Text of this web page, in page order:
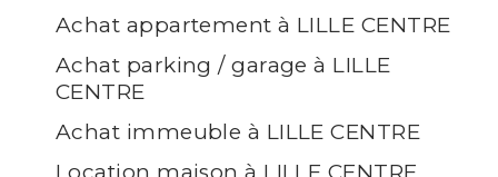
Achat appartement à LILLE CENTRE
Achat parking / garage à LILLE
CENTRE
Achat immeuble à LILLE CENTRE